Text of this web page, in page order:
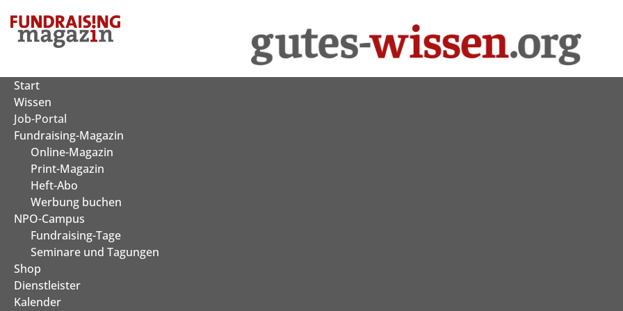
Inhalt
springen
Start
Wissen
Job-Portal
Fundraising-Magazin
Online-Magazin
Print-Magazin
Heft-Abo
Werbung buchen
NPO-Campus
Fundraising-Tage
Seminare und Tagungen
Shop
Dienstleister
Kalender